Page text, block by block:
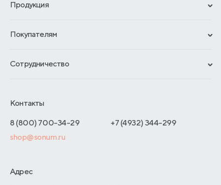
Продукция
Гарантии
Отзывы покупателей
Покупателям
Обмен и возврат
Как оформить заказ
Адреса магазинов
Договор-оферты
Сотрудничество
Отельерам
Оптовые продажи
О производстве
Контакты
8 (800) 700-34-29
+7 (4932) 344-299
shop@sonum.ru
Адрес